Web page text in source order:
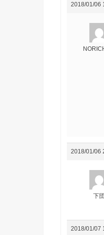
2018/01/06
2018/01/06
下団
2018/01/07